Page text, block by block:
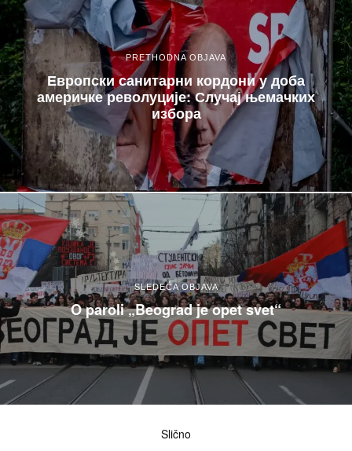
PRETHODNA OBJAVA
Европски санитарни кордони у доба
америчке револуције: Случај њемачких
избора
SLEDEĆA OBJAVA
O paroli „Beograd je opet svet“
Slično